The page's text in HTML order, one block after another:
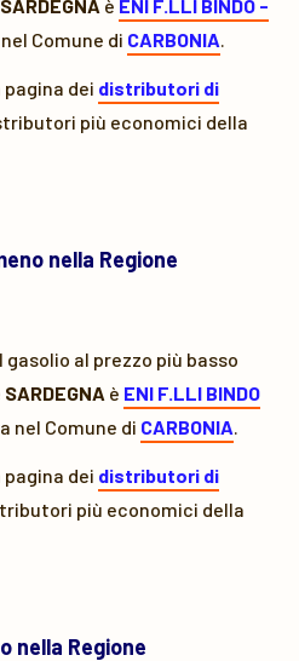
SARDEGNA è ENI F.LLI BINDO -
Comune di CARBONIA.
dei distributori di
più economici della
nella Regione
al prezzo più basso
SARDEGNA è ENI F.LLI BINDO
nel Comune di CARBONIA.
dei distributori di
più economici della
nella Regione